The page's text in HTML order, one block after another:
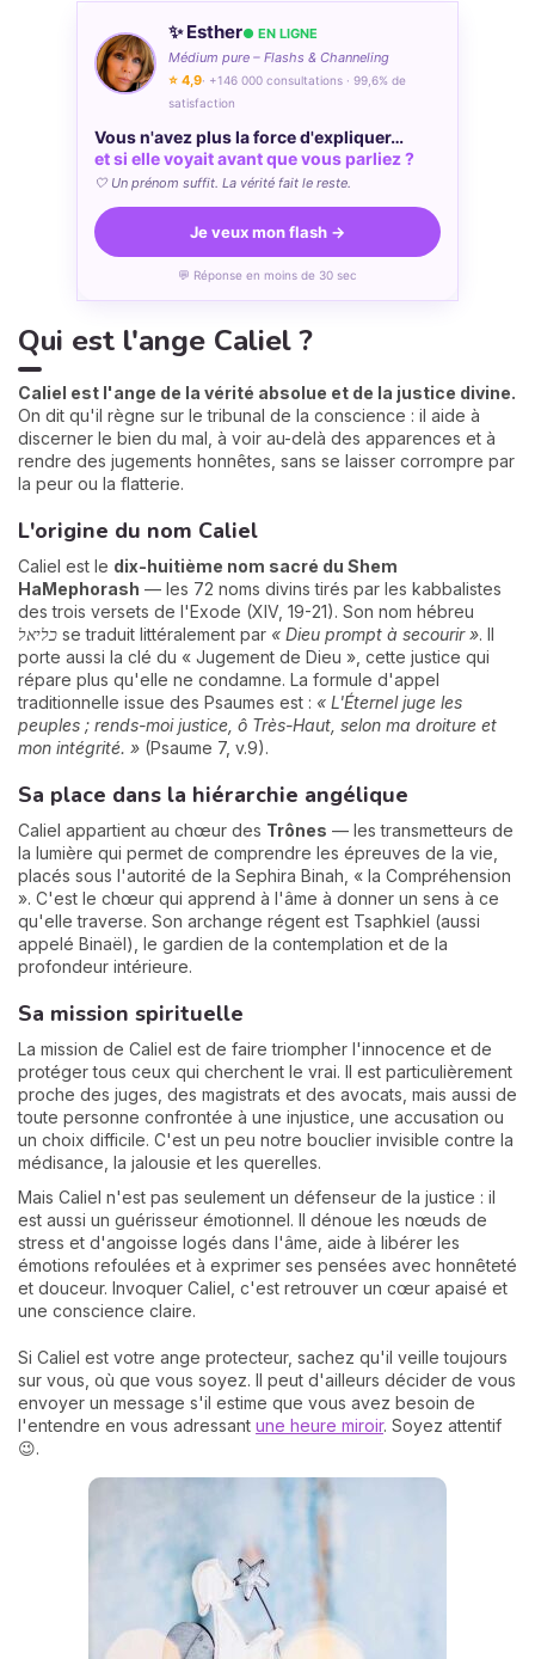
✨ Esther● EN LIGNE
Médium pure – Flashs & Channeling
⭐ 4,9· +146 000 consultations · 99,6% de
satisfaction
Vous n'avez plus la force d'expliquer…
et si elle voyait avant que vous parliez ?
🤍 Un prénom suffit. La vérité fait le reste.
Je veux mon flash →
💬 Réponse en moins de 30 sec
Qui est l'ange Caliel ?
Caliel est l'ange de la vérité absolue et de la justice divine.
On dit qu'il règne sur le tribunal de la conscience : il aide à
discerner le bien du mal, à voir au-delà des apparences et à
rendre des jugements honnêtes, sans se laisser corrompre par
la peur ou la flatterie.
L'origine du nom Caliel
Caliel est le dix-huitième nom sacré du Shem
HaMephorash — les 72 noms divins tirés par les kabbalistes
des trois versets de l'Exode (XIV, 19-21). Son nom hébreu
כליאל se traduit littéralement par « Dieu prompt à secourir ». Il
porte aussi la clé du « Jugement de Dieu », cette justice qui
répare plus qu'elle ne condamne. La formule d'appel
traditionnelle issue des Psaumes est : « L'Éternel juge les
peuples ; rends-moi justice, ô Très-Haut, selon ma droiture et
mon intégrité. » (Psaume 7, v.9).
Sa place dans la hiérarchie angélique
Caliel appartient au chœur des Trônes — les transmetteurs de
la lumière qui permet de comprendre les épreuves de la vie,
placés sous l'autorité de la Sephira Binah, « la Compréhension
». C'est le chœur qui apprend à l'âme à donner un sens à ce
qu'elle traverse. Son archange régent est Tsaphkiel (aussi
appelé Binaël), le gardien de la contemplation et de la
profondeur intérieure.
Sa mission spirituelle
La mission de Caliel est de faire triompher l'innocence et de
protéger tous ceux qui cherchent le vrai. Il est particulièrement
proche des juges, des magistrats et des avocats, mais aussi de
toute personne confrontée à une injustice, une accusation ou
un choix difficile. C'est un peu notre bouclier invisible contre la
médisance, la jalousie et les querelles.
Mais Caliel n'est pas seulement un défenseur de la justice : il
est aussi un guérisseur émotionnel. Il dénoue les nœuds de
stress et d'angoisse logés dans l'âme, aide à libérer les
émotions refoulées et à exprimer ses pensées avec honnêteté
et douceur. Invoquer Caliel, c'est retrouver un cœur apaisé et
une conscience claire.
Si Caliel est votre ange protecteur, sachez qu'il veille toujours
sur vous, où que vous soyez. Il peut d'ailleurs décider de vous
envoyer un message s'il estime que vous avez besoin de
l'entendre en vous adressant une heure miroir. Soyez attentif
😉.